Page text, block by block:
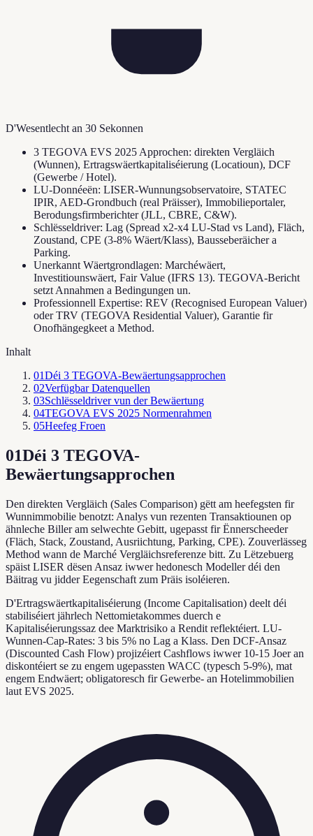
D'Wesentlecht an 30 Sekonnen
3 TEGOVA EVS 2025 Approchen: direkten Vergläich
(Wunnen), Ertragswäertkapitaliséierung (Locatioun), DCF
(Gewerbe / Hotel).
LU-Donnéeën: LISER-Wunnungsobservatoire, STATEC
IPIR, AED-Grondbuch (real Präisser), Immobilieportaler,
Berodungsfirmberichter (JLL, CBRE, C&W).
Schlësseldriver: Lag (Spread x2-x4 LU-Stad vs Land), Fläch,
Zoustand, CPE (3-8% Wäert/Klass), Bausseberäicher a
Parking.
Unerkannt Wäertgrondlagen: Marchéwäert,
Investitiounswäert, Fair Value (IFRS 13). TEGOVA-Bericht
setzt Annahmen a Bedingungen un.
Professionnell Expertise: REV (Recognised European Valuer)
oder TRV (TEGOVA Residential Valuer), Garantie fir
Onofhängegkeet a Method.
Inhalt
01Déi 3 TEGOVA-Bewäertungsapprochen
02Verfügbar Datenquellen
03Schlësseldriver vun der Bewäertung
04TEGOVA EVS 2025 Normenrahmen
05Heefeg Froen
01Déi 3 TEGOVA-
Bewäertungsapprochen
Den direkten Vergläich (Sales Comparison) gëtt am heefegsten fir
Wunnimmobilie benotzt: Analys vun rezenten Transaktiounen op
ähnleche Biller am selwechte Gebitt, ugepasst fir Ënnerscheeder
(Fläch, Stack, Zoustand, Ausriichtung, Parking, CPE). Zouverlässeg
Method wann de Marché Vergläichsreferenze bitt. Zu Lëtzebuerg
späist LISER dësen Ansaz iwwer hedonesch Modeller déi den
Bäitrag vu jidder Eegenschaft zum Präis isoléieren.
D'Ertragswäertkapitaliséierung (Income Capitalisation) deelt déi
stabiliséiert jährlech Nettomietakommes duerch e
Kapitaliséierungssaz dee Marktrisiko a Rendit reflektéiert. LU-
Wunnen-Cap-Rates: 3 bis 5% no Lag a Klass. Den DCF-Ansaz
(Discounted Cash Flow) projizéiert Cashflows iwwer 10-15 Joer an
diskontéiert se zu engem ugepassten WACC (typesch 5-9%), mat
engem Endwäert; obligatoresch fir Gewerbe- an Hotelimmobilien
laut EVS 2025.